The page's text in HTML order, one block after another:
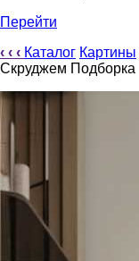
Перейти
‹ ‹ ‹ Каталог Картины
Скруджем Подборка